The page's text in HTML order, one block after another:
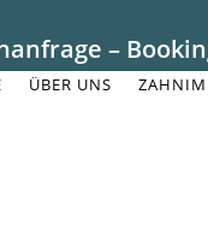
–
ÜBER UNS